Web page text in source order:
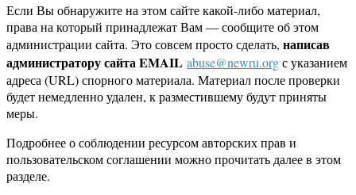
Если Вы обнаружите на этом сайте какой-либо материал,
права на который принадлежат Вам — сообщите об этом
администрации сайта. Это совсем просто сделать, написав
администратору сайта EMAIL abuse@newru.orgс указанием
адреса (URL) спорного материала. Материал после проверки
будет немедленно удален, к разместившему будут приняты
меры.
Подробнее о соблюдении ресурсом авторских прав и
пользовательском соглашении можно прочитать далее в этом
разделе.